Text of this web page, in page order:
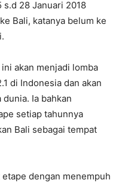
s.d 28 Januari 2018
Bali, katanya belum ke
akan menjadi lomba
di Indonesia dan akan
Ia bahkan
setiap tahunnya
Bali sebagai tempat
dengan menempuh